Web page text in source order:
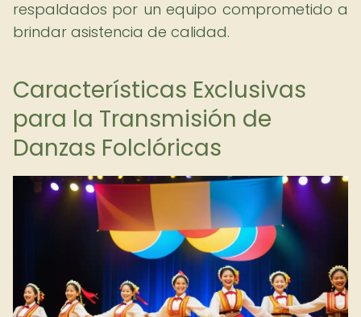
respaldados por un equipo comprometido a
brindar asistencia de calidad.
Características Exclusivas
para la Transmisión de
Danzas Folclóricas